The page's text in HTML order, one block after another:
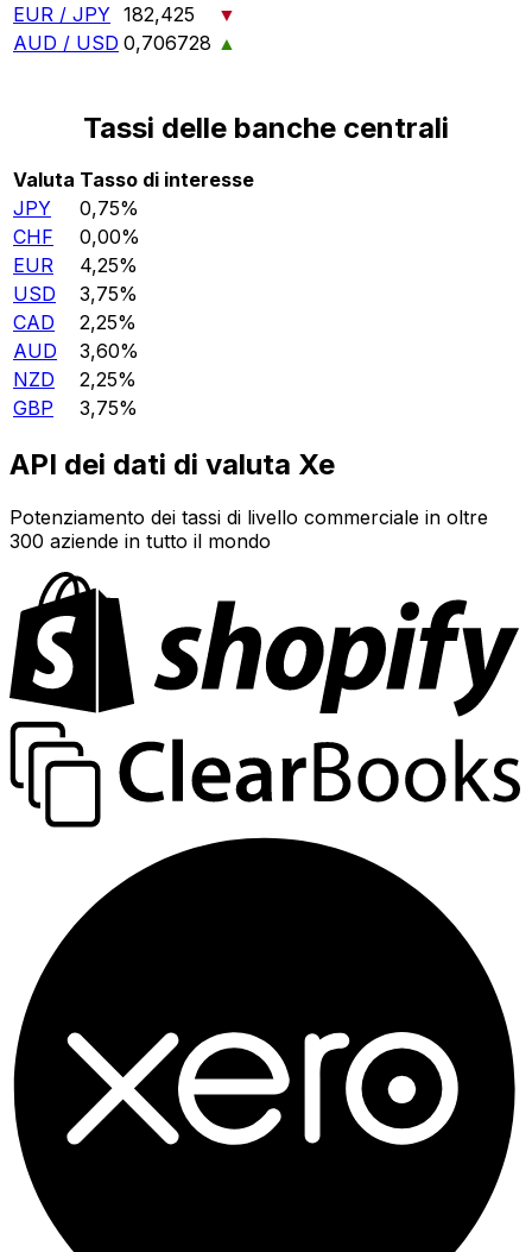
EUR / JPY 182,425
▼
AUD / USD 0,706728 ▲
Tassi delle banche centrali
Valuta Tasso di interesse
JPY
0,75%
CHF
0,00%
EUR
4,25%
USD
3,75%
CAD
2,25%
AUD
3,60%
NZD
2,25%
GBP
3,75%
API dei dati di valuta Xe
Potenziamento dei tassi di livello commerciale in oltre
300 aziende in tutto il mondo